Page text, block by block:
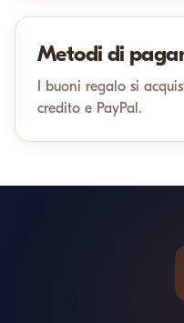
Metodi di
I buoni regalo si
credito e PayPal.